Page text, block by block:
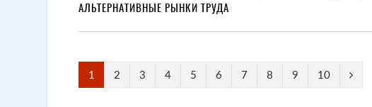
АЛЬТЕРНАТИВНЫЕ РЫНКИ ТРУДА
1 2 3 4 5 6 7 8 9 10